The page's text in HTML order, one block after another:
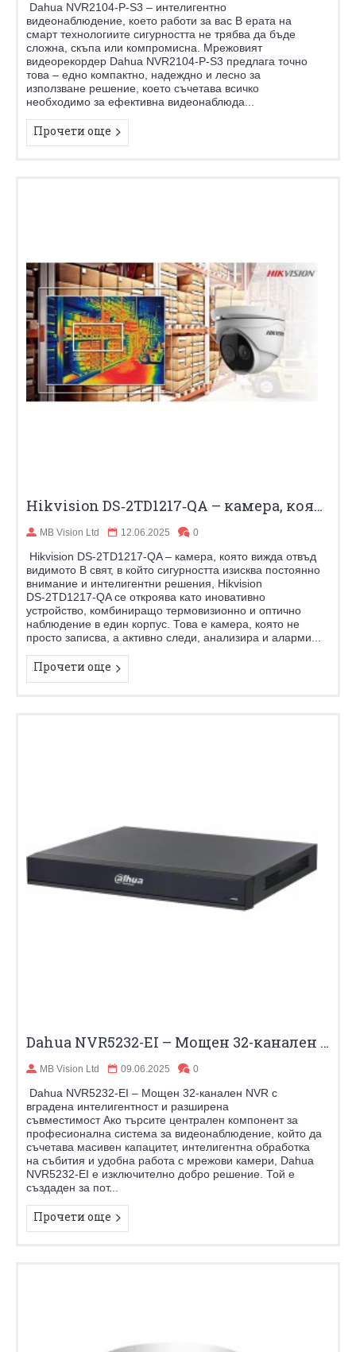
Dahua NVR2104-P-S3 – интелигентно
видеонаблюдение, което работи за вас В ерата на
смарт технологиите сигурността не трябва да бъде
сложна, скъпа или компромисна. Мрежовият
видеорекордер Dahua NVR2104-P-S3 предлага точно
това – едно компактно, надеждно и лесно за
използване решение, което съчетава всичко
необходимо за ефективна видеонаблюда...
Прочети още
Hikvision DS‑2TD1217‑QA – камера, която вижда отвъд видимото
MB Vision Ltd 12.06.2025 0
Hikvision DS‑2TD1217‑QA – камера, която вижда отвъд
видимото В свят, в който сигурността изисква постоянно
внимание и интелигентни решения, Hikvision
DS‑2TD1217‑QA се откроява като иновативно
устройство, комбиниращо термовизионно и оптично
наблюдение в един корпус. Това е камера, която не
просто записва, а активно следи, анализира и аларми...
Прочети още
Dahua NVR5232-EI – Мощен 32-канален NVR с вградена интелигентност и разширена съвместимост
MB Vision Ltd 09.06.2025 0
Dahua NVR5232-EI – Мощен 32-канален NVR с
вградена интелигентност и разширена
съвместимост Ако търсите централен компонент за
професионална система за видеонаблюдение, който да
съчетава масивен капацитет, интелигентна обработка
на събития и удобна работа с мрежови камери, Dahua
NVR5232-EI е изключително добро решение. Той е
създаден за пот...
Прочети още